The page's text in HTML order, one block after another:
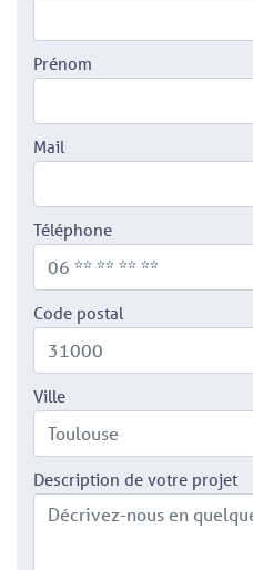
Prénom
Mail
Téléphone
Code postal
Ville
Description de votre projet